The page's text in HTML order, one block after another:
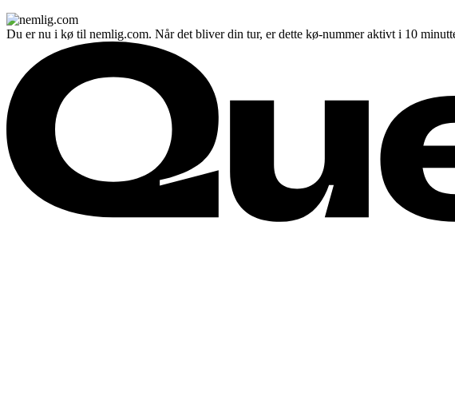
Du er nu i kø til nemlig.com. Når det bliver din tur, er dette kø-nummer aktivt i 10